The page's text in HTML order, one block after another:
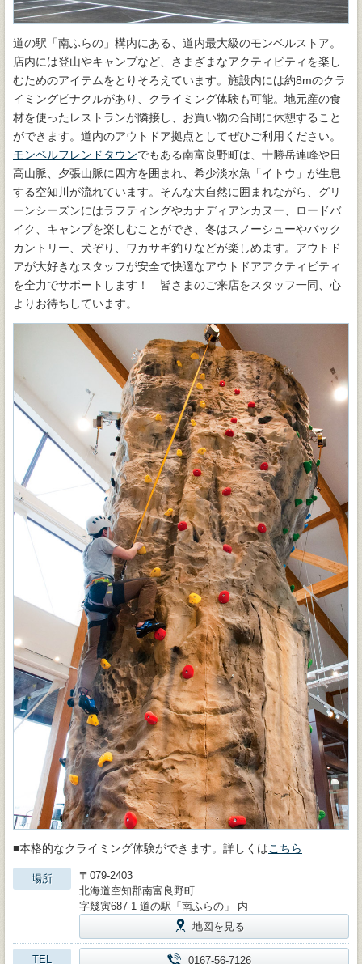
道の駅「南ふらの」構内にある、道内最大級のモンベルストア。
店内には登山やキャンプなど、さまざまなアクティビティを楽し
むためのアイテムをとりそろえています。施設内には約8mのクラ
イミングピナクルがあり、クライミング体験も可能。地元産の食
材を使ったレストランが隣接し、お買い物の合間に休憩すること
ができます。道内のアウトドア拠点としてぜひご利用ください。
モンベルフレンドタウンでもある南富良野町は、十勝岳連峰や日
高山脈、夕張山脈に四方を囲まれ、希少淡水魚「イトウ」が生息
する空知川が流れています。そんな大自然に囲まれながら、グリ
ーンシーズンにはラフティングやカナディアンカヌー、ロードバ
イク、キャンプを楽しむことができ、冬はスノーシューやバック
カントリー、犬ぞり、ワカサギ釣りなどが楽しめます。アウトド
アが大好きなスタッフが安全で快適なアウトドアアクティビティ
を全力でサポートします！ 皆さまのご来店をスタッフ一同、心
よりお待ちしています。
■本格的なクライミング体験ができます。詳しくはこちら
場所
〒079-2403
北海道空知郡南富良野町
字幾寅687-1 道の駅「南ふらの」 内
地図を見る
TEL 0167-56-7126